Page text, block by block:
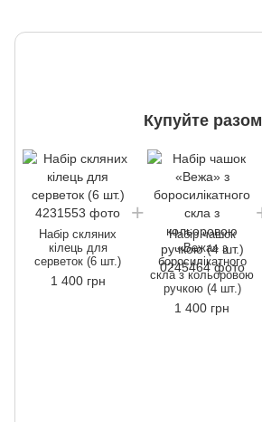
Купуйте разом
Набір скляних
кілець для
серветок (6 шт.)
1 400 грн
Набір чашок
«Вежа» з
боросилікатного
скла з кольоровою
ручкою (4 шт.)
1 400 грн